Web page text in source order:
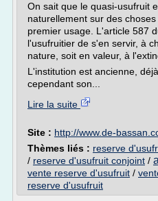
On sait que le quasi-usufruit
naturellement sur des
premier usage. L'article 587
l'usufruitier de s'en servir, à
nature, soit en valeur, à
L'institution est ancienne,
cependant son...
Lire la suite
Site : http://www.de-
Thèmes liés : reserve
/ reserve d'usufruit conjoint /
vente reserve d'usufruit /
reserve d'usufruit